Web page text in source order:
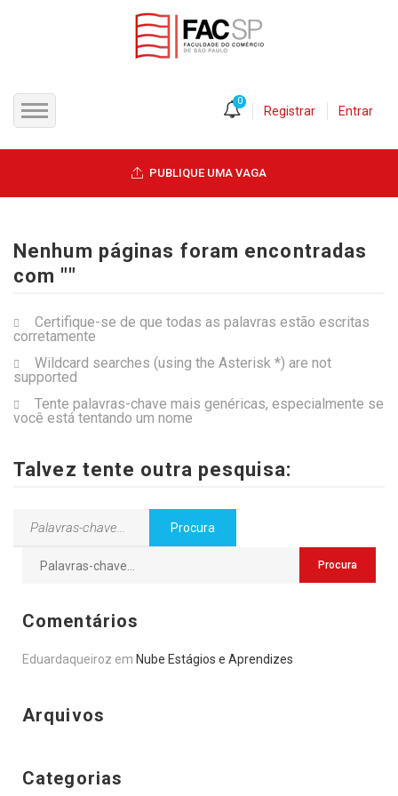
CANDIDATOS
EMPRESAS
FAC-SP
CURSOS LIVRES
0
Registrar Entrar
PUBLIQUE UMA VAGA
Nenhum páginas foram encontradas
com ""
Certifique-se de que todas as palavras estão escritas
corretamente
Wildcard searches (using the Asterisk *) are not
supported
Tente palavras-chave mais genéricas, especialmente se
você está tentando um nome
Talvez tente outra pesquisa:
Comentários
Eduardaqueiroz em Nube Estágios e Aprendizes
Arquivos
Categorias